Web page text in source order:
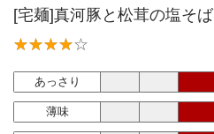
[宅麺]真河豚と松茸の塩そば
あっさり
薄味